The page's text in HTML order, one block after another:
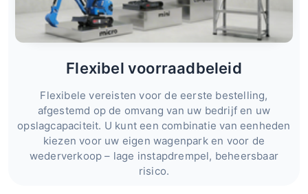
Flexibel voorraadbeleid
Flexibele vereisten voor de eerste bestelling,
afgestemd op de omvang van uw bedrijf en uw
opslagcapaciteit. U kunt een combinatie van eenheden
kiezen voor uw eigen wagenpark en voor de
wederverkoop – lage instapdrempel, beheersbaar
risico.